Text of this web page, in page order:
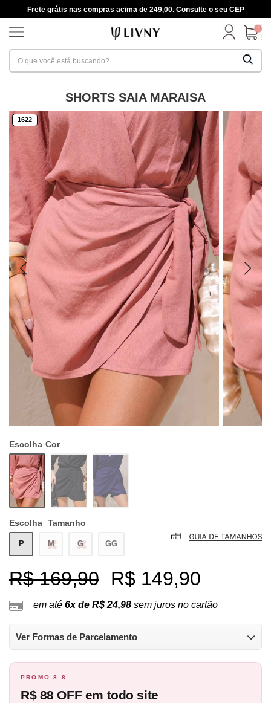
Frete grátis nas compras acima de 249,00. Consulte o seu CEP
0
SHORTS SAIA MARAISA
1622
Escolha Cor
Escolha Tamanho
P M G GG
R$ 169,90 R$ 149,90
em até 6x de R$ 24,98 sem juros no cartão
Ver Formas de Parcelamento
PROMO 8.8
R$ 88 OFF em todo site